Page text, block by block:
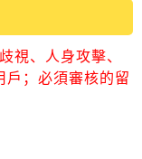
視、人身攻擊、
戶；必須審核的留